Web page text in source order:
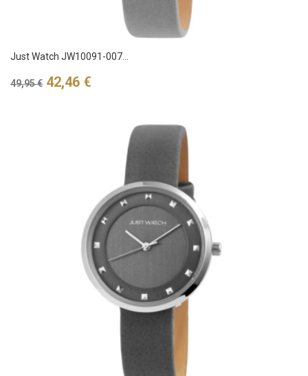
Just Watch JW10091-007...
Verkaufspreis
49,95 € Preis
42,46 €